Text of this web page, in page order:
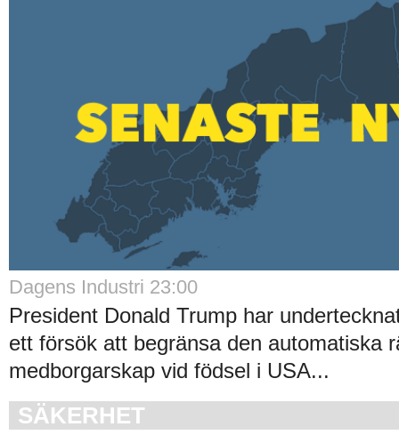
Dagens Industri 23:00
President Donald Trump har
ett försök att begränsa den automatiska
medborgarskap vid födsel i USA...
SÄKERHET